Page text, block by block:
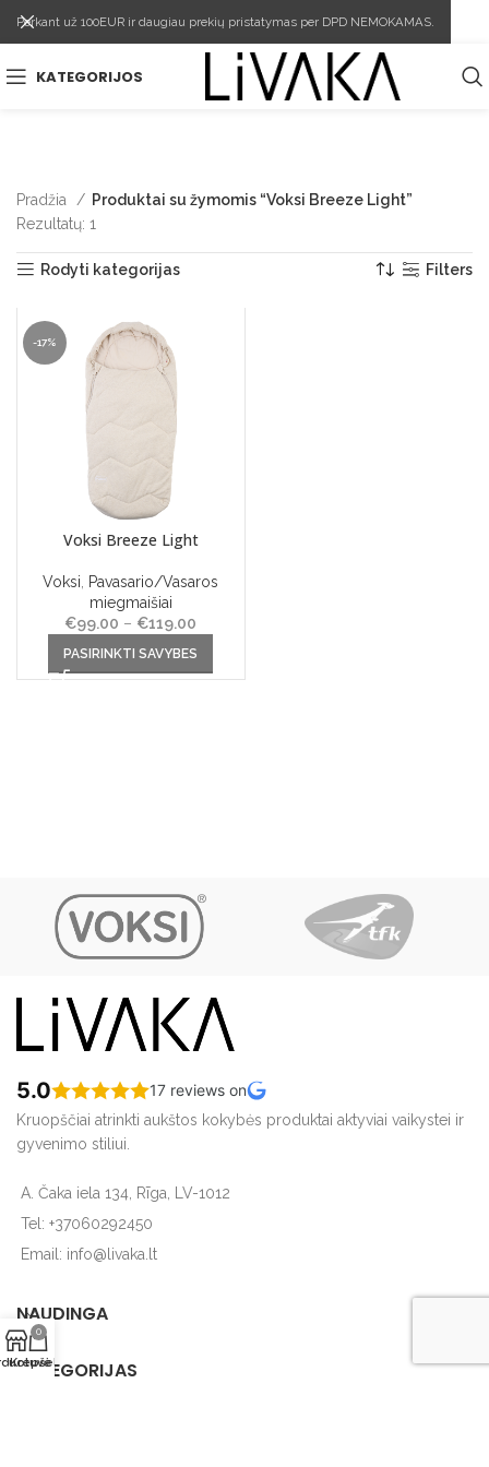
KATEGORIJOS
Pradžia
Produktai su žymomis “Voksi Breeze Light”
Rezultatų: 1
Rodyti kategorijas Filters
-17%
Voksi Breeze Light
Voksi Pavasario/Vasaros
miegmaišiai
€99.00 – €119.00
through
PASIRINKTI SAVYBES
variants. The options may be
chosen on the product page
5.0 17 reviews on
Kruopščiai atrinkti aukštos kokybės produktai aktyviai vaikystei ir
gyvenimo stiliui.
A. Čaka iela 134, Rīga, LV-1012
Tel: +37060292450
Email: info@livaka.lt
NAUDINGA
KATEGORIJAS
Perkant už 100EUR ir daugiau prekių pristatymas per DPD NEMOKAMAS.
0
Krepšelis